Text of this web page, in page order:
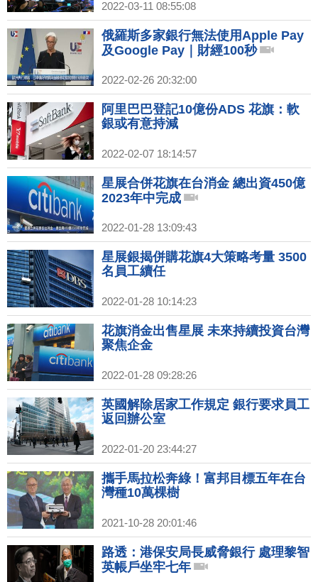
2022-03-11 08:55:08
俄羅斯多家銀行無法使用Apple Pay
及Google Pay｜財經100秒
2022-02-26 20:32:00
阿里巴巴登記10億份ADS 花旗：軟
銀或有意持減
2022-02-07 18:14:57
星展合併花旗在台消金 總出資450億
2023年中完成
2022-01-28 13:09:43
星展銀揭併購花旗4大策略考量 3500
名員工續任
2022-01-28 10:14:23
花旗消金出售星展 未來持續投資台灣
聚焦企金
2022-01-28 09:28:26
英國解除居家工作規定 銀行要求員工
返回辦公室
2022-01-20 23:44:27
攜手馬拉松奔綠！富邦目標五年在台
灣種10萬棵樹
2021-10-28 20:01:46
路透：港保安局長威脅銀行 處理黎智
英帳戶坐牢七年